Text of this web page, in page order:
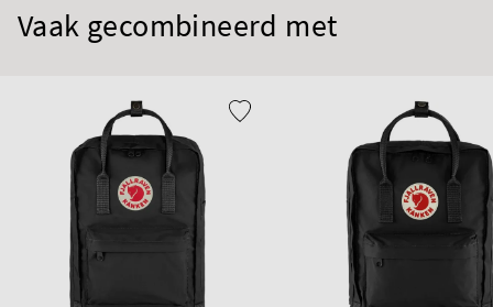
Vaak gecombineerd met